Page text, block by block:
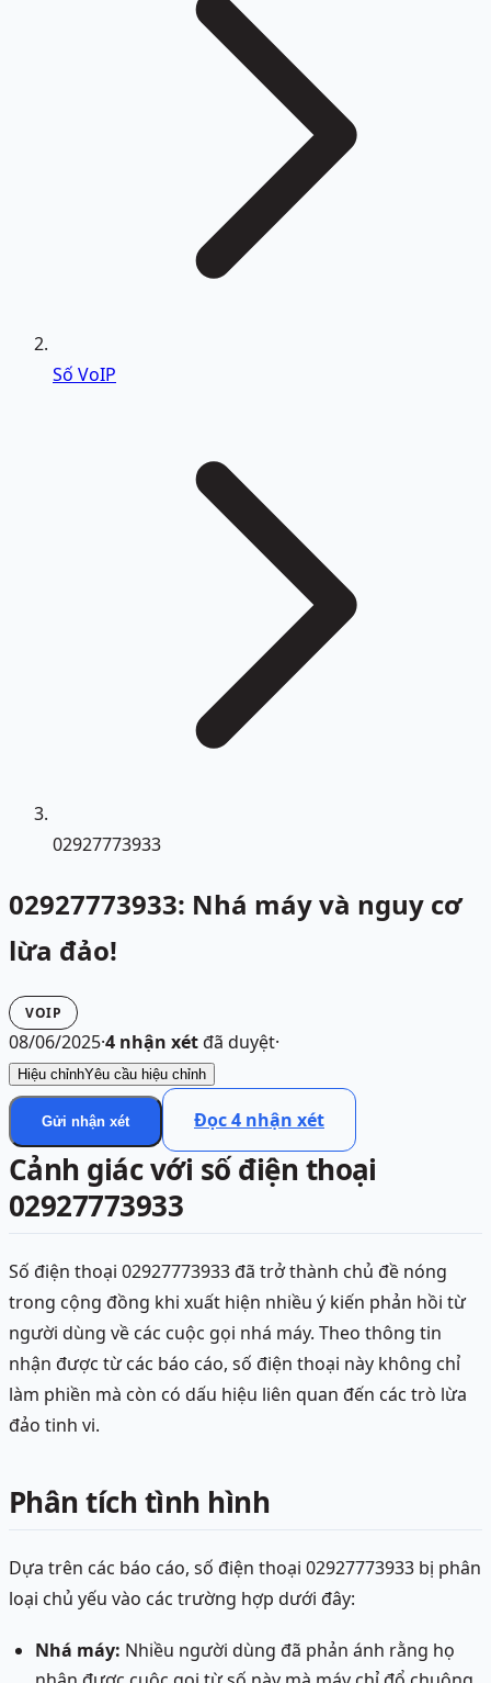
Số VoIP
02927773933
02927773933: Nhá máy và nguy cơ
lừa đảo!
VOIP
08/06/2025·4 nhận xétđã duyệt·
Hiệu chỉnhYêu cầu hiệu chỉnh
Gửi nhận xét Đọc4 nhận xét
Cảnh giác với số điện thoại
02927773933
Số điện thoại 02927773933 đã trở thành chủ đề nóng
trong cộng đồng khi xuất hiện nhiều ý kiến phản hồi từ
người dùng về các cuộc gọi nhá máy. Theo thông tin
nhận được từ các báo cáo, số điện thoại này không chỉ
làm phiền mà còn có dấu hiệu liên quan đến các trò lừa
đảo tinh vi.
Phân tích tình hình
Dựa trên các báo cáo, số điện thoại 02927773933 bị phân
loại chủ yếu vào các trường hợp dưới đây:
Nhá máy: Nhiều người dùng đã phản ánh rằng họ